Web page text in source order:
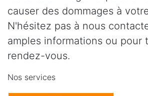
causer des dommages à
N'hésitez pas à nous
amples informations ou pour
rendez-vous.
Nos services